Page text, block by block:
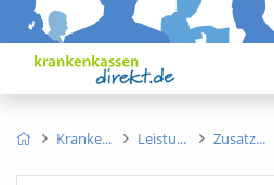
Kranke Leistu Zusatz